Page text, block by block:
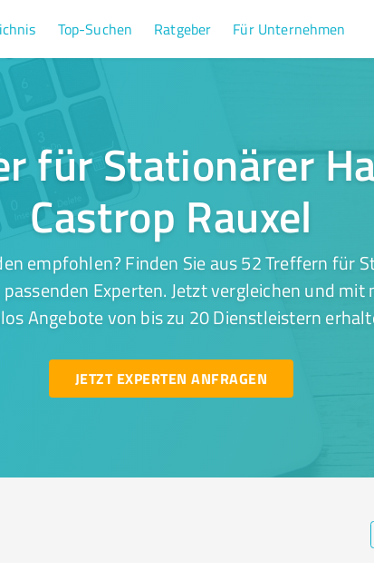
Top-Suchen Ratgeber Für Unternehmen
für Stationärer
Castrop Rauxel
empfohlen? Finden Sie aus 52 Treffern für
Experten. Jetzt vergleichen und mit
Angebote von bis zu 20 Dienstleistern
JETZT EXPERTEN ANFRAGEN